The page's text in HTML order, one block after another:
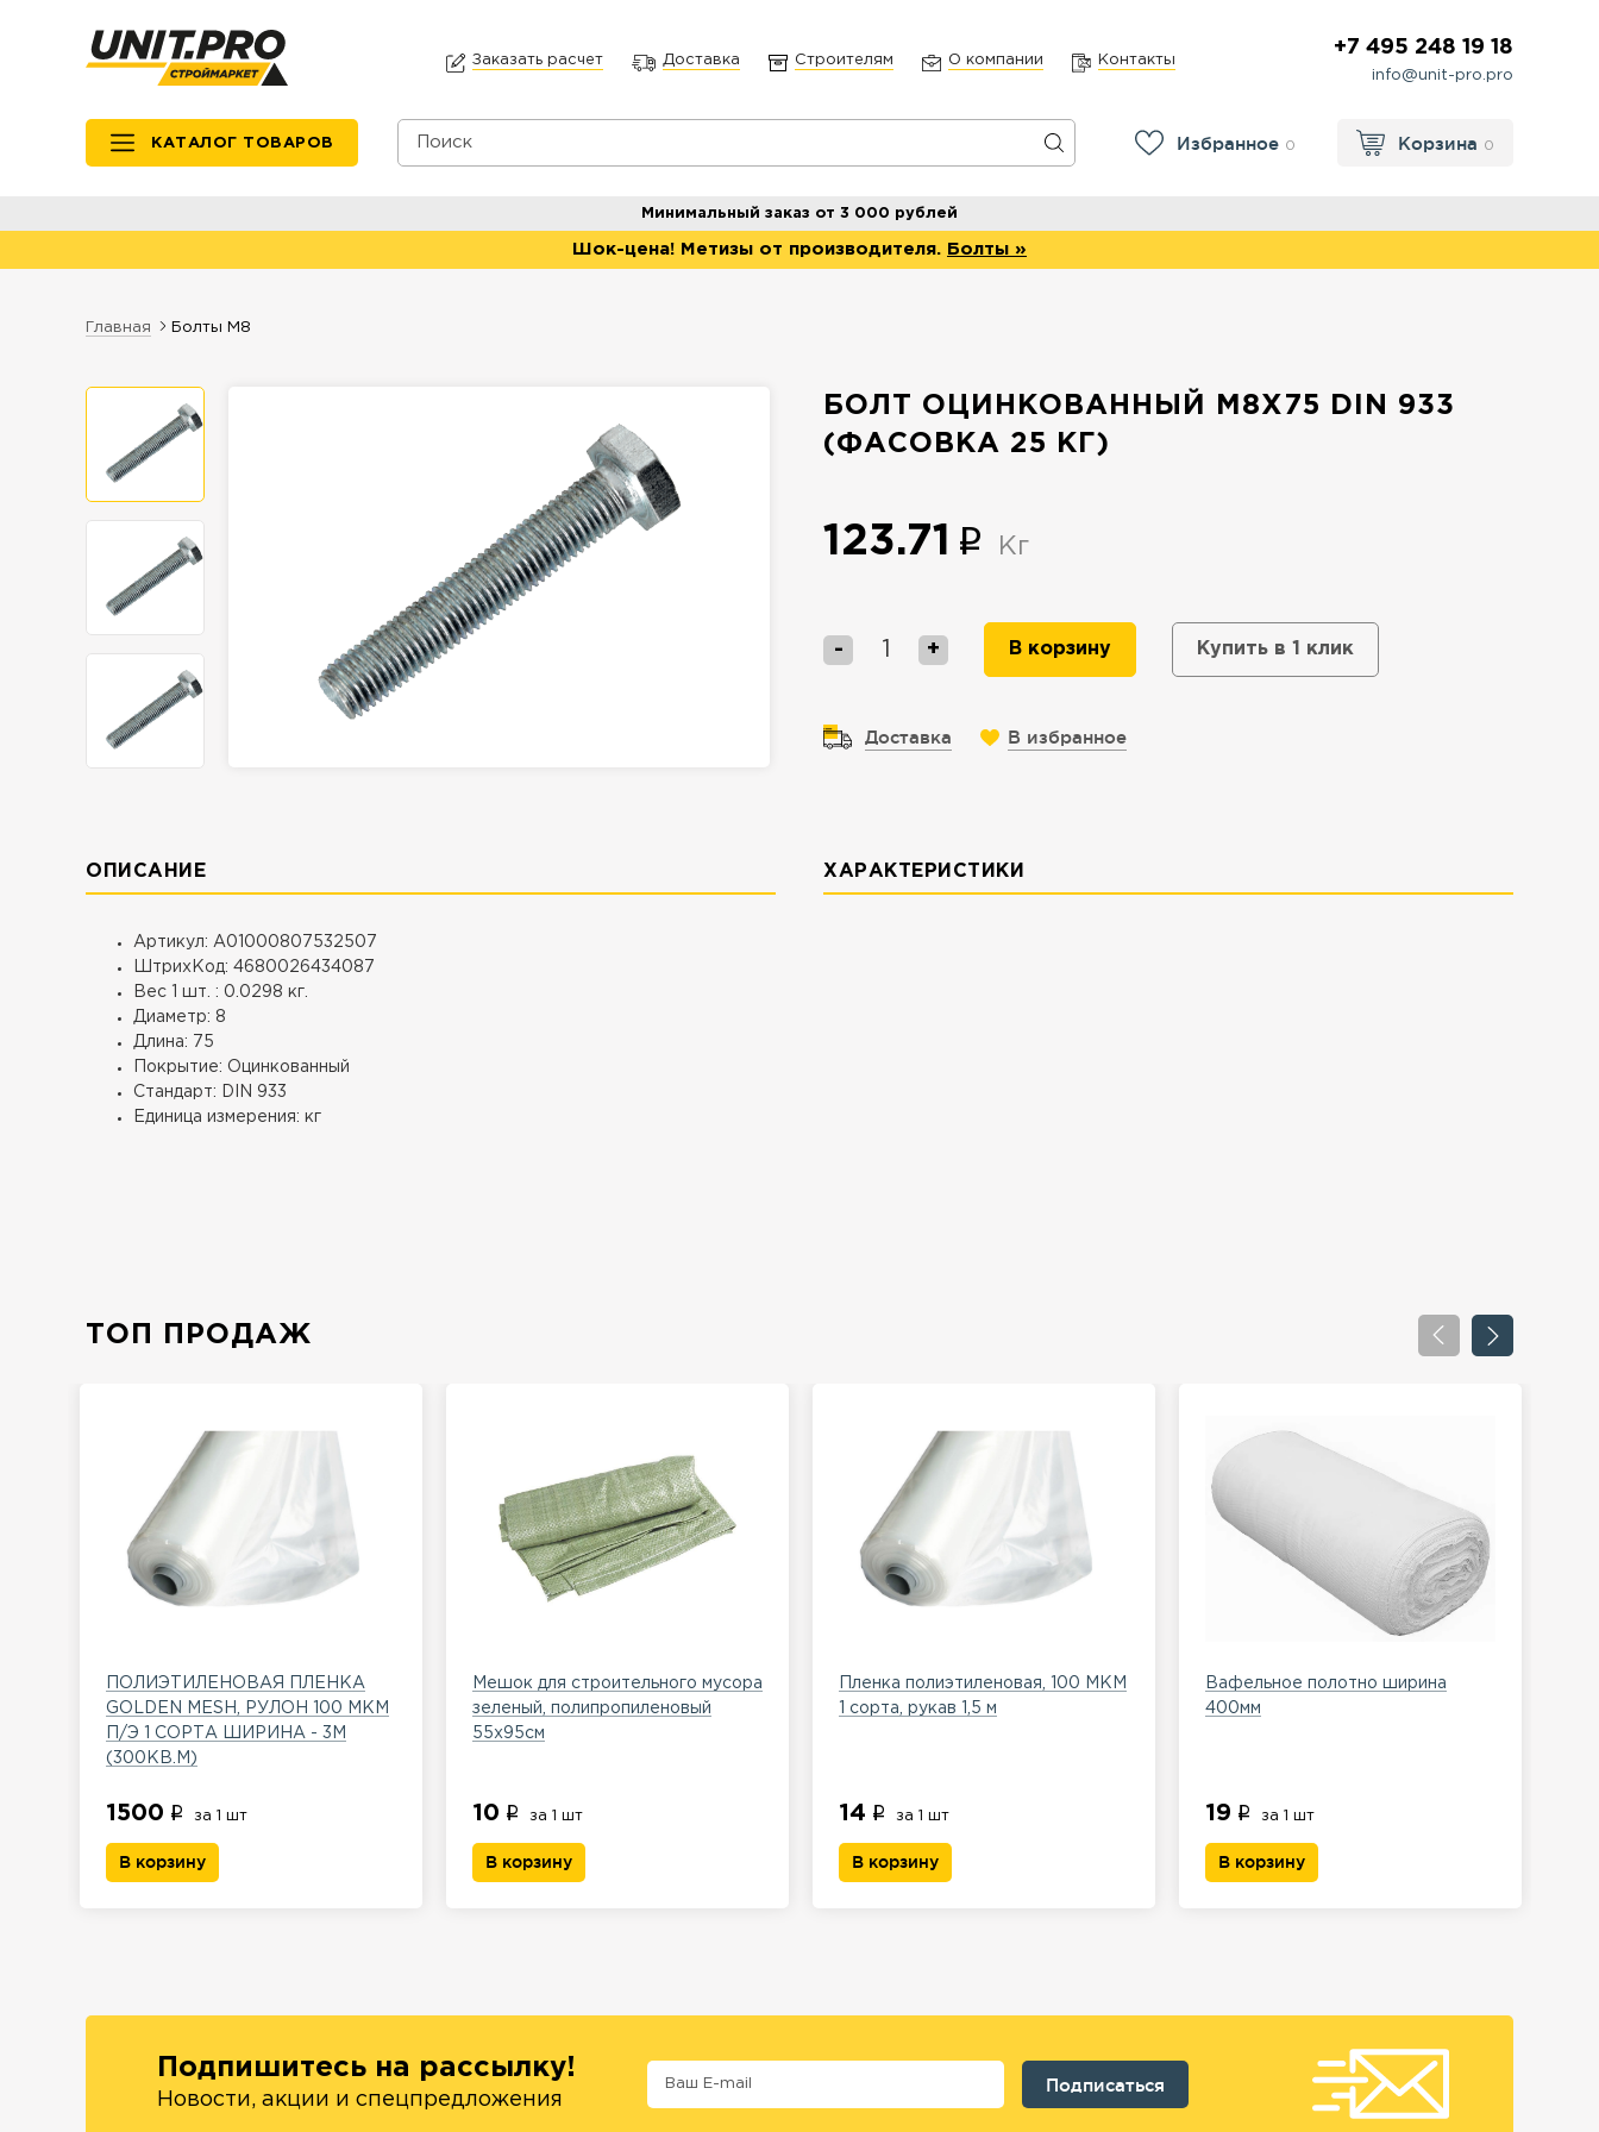
Заказать расчет Доставка Строителям О компании Контакты
+7 495 248 19 18
info@unit-pro.pro
КАТАЛОГ ТОВАРОВ Избранное 0 Корзина 0
Минимальный заказ от 3 000 рублей
Шок-цена! Метизы от производителя. Болты »
Главная Болты М8
БОЛТ ОЦИНКОВАННЫЙ М8Х75 DIN 933
(ФАСОВКА 25 КГ)
123.71 Кг
- + В корзину Купить в 1 клик
Доставка В избранное
ОПИСАНИЕ
Артикул: A01000807532507
ШтрихКод: 4680026434087
Вес 1 шт. : 0.0298 кг.
Диаметр: 8
Длина: 75
Покрытие: Оцинкованный
Стандарт: DIN 933
Единица измерения: кг
ХАРАКТЕРИСТИКИ
ТОП ПРОДАЖ
ПОЛИЭТИЛЕНОВАЯ ПЛЕНКА
GOLDEN MESH, РУЛОН 100 МКМ
П/Э 1 СОРТА ШИРИНА - 3М
(300КВ.М)
1500 за 1 шт
В корзину
Мешок для строительного мусора
зеленый, полипропиленовый
55х95см
10 за 1 шт
В корзину
Пленка полиэтиленовая, 100 МКМ
1 сорта, рукав 1,5 м
14 за 1 шт
В корзину
Вафельное полотно ширина
400мм
19 за 1 шт
В корзину
Подпишитесь на рассылку!
Новости, акции и спецпредложения